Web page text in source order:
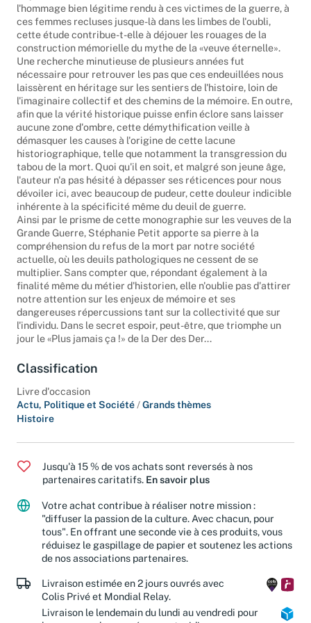
l'hommage bien légitime rendu à ces victimes de la guerre, à
ces femmes recluses jusque-là dans les limbes de l'oubli,
cette étude contribue-t-elle à déjouer les rouages de la
construction mémorielle du mythe de la «veuve éternelle».
Une recherche minutieuse de plusieurs années fut
nécessaire pour retrouver les pas que ces endeuillées nous
laissèrent en héritage sur les sentiers de l'histoire, loin de
l'imaginaire collectif et des chemins de la mémoire. En outre,
afin que la vérité historique puisse enfin éclore sans laisser
aucune zone d'ombre, cette démythification veille à
démasquer les causes à l'origine de cette lacune
historiographique, telle que notamment la transgression du
tabou de la mort. Quoi qu'il en soit, et malgré son jeune âge,
l'auteur n'a pas hésité à dépasser ses réticences pour nous
dévoiler ici, avec beaucoup de pudeur, cette douleur indicible
inhérente à la spécificité même du deuil de guerre.
Ainsi par le prisme de cette monographie sur les veuves de la
Grande Guerre, Stéphanie Petit apporte sa pierre à la
compréhension du refus de la mort par notre société
actuelle, où les deuils pathologiques ne cessent de se
multiplier. Sans compter que, répondant également à la
finalité même du métier d'historien, elle n'oublie pas d'attirer
notre attention sur les enjeux de mémoire et ses
dangereuses répercussions tant sur la collectivité que sur
l'individu. Dans le secret espoir, peut-être, que triomphe un
jour le «Plus jamais ça !» de la Der des Der...
Classification
Livre d'occasion
Actu, Politique et Société /Grands thèmes
Histoire
Jusqu'à 15 % de vos achats sont reversés à nos
partenaires caritatifs. En savoir plus
Votre achat contribue à réaliser notre mission :
"diffuser la passion de la culture. Avec chacun, pour
tous". En offrant une seconde vie à ces produits, vous
réduisez le gaspillage de papier et soutenez les actions
de nos associations partenaires.
Livraison estimée en 2 jours ouvrés avec
Colis Privé et Mondial Relay.
Livraison le lendemain du lundi au vendredi pour